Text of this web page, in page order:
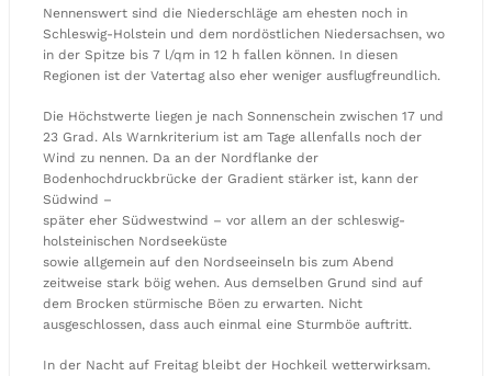
Nennenswert sind die Niederschläge am ehesten noch in
Schleswig-Holstein und dem nordöstlichen Niedersachsen, wo
in der Spitze bis 7 l/qm in 12 h fallen können. In diesen
Regionen ist der Vatertag also eher weniger ausflugfreundlich.
Die Höchstwerte liegen je nach Sonnenschein zwischen 17 und
23 Grad. Als Warnkriterium ist am Tage allenfalls noch der
Wind zu nennen. Da an der Nordflanke der
Bodenhochdruckbrücke der Gradient stärker ist, kann der
Südwind –
später eher Südwestwind – vor allem an der schleswig-
holsteinischen Nordseeküste
sowie allgemein auf den Nordseeinseln bis zum Abend
zeitweise stark böig wehen. Aus demselben Grund sind auf
dem Brocken stürmische Böen zu erwarten. Nicht
ausgeschlossen, dass auch einmal eine Sturmböe auftritt.
In der Nacht auf Freitag bleibt der Hochkeil wetterwirksam.